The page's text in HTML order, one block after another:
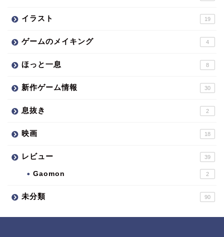
イラスト 19
ゲームのメイキング 4
ほっと一息 8
新作ゲーム情報 30
息抜き 2
映画 18
レビュー 39
Gaomon 2
未分類 90